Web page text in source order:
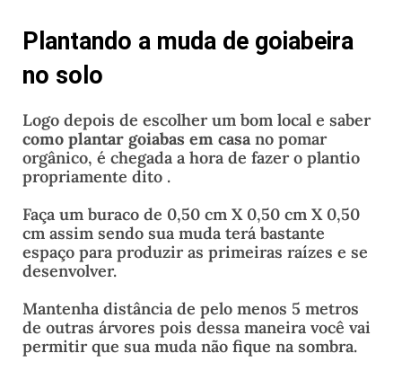
Plantando a muda de goiabeira
no solo
Logo depois de escolher um bom local e saber
como plantar goiabas em casano pomar
orgânico, é chegada a hora de fazer o plantio
propriamente dito .
Faça um buraco de 0,50 cm X 0,50 cm X 0,50
cm assim sendo sua muda terá bastante
espaço para produzir as primeiras raízes e se
desenvolver.
Mantenha distância de pelo menos 5 metros
de outras árvores pois dessa maneira você vai
permitir que sua muda não fique na sombra.